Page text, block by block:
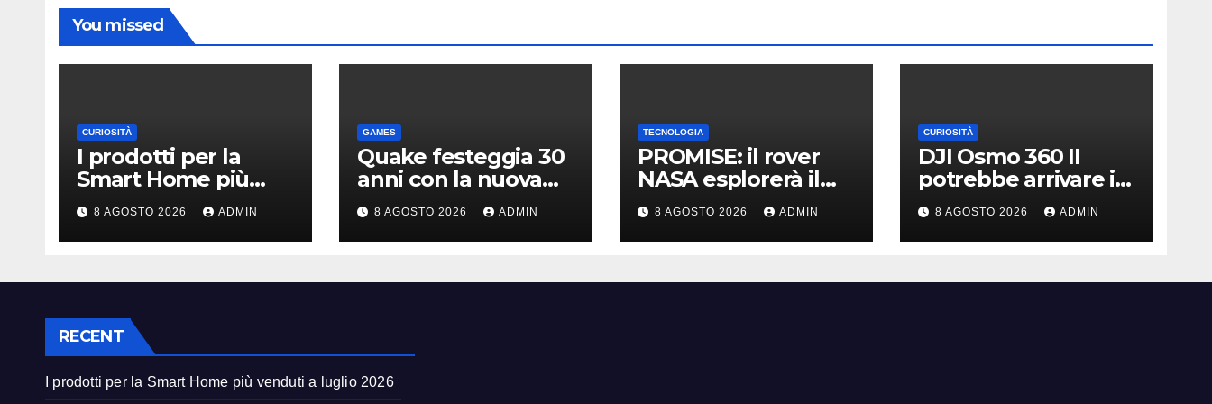
You missed
CURIOSITÀ
I prodotti per la
Smart Home più
venduti a luglio
2026
8 AGOSTO 2026 ADMIN
GAMES
Quake festeggia 30
anni con la nuova
espansione gratuita
Dawn of The
Machine
8 AGOSTO 2026 ADMIN
TECNOLOGIA
PROMISE: il rover
NASA esplorerà il
polo sud lunare |
Cosa sappiamo
8 AGOSTO 2026 ADMIN
CURIOSITÀ
DJI Osmo 360 II
potrebbe arrivare il
13 agosto | Nuovo
teaser
8 AGOSTO 2026 ADMIN
RECENT
I prodotti per la Smart Home più venduti a luglio 2026